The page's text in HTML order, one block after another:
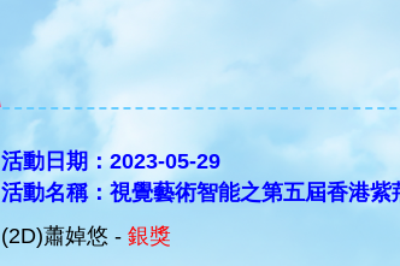
活動日期：2023-05-29
活動名稱：視覺藝術智能之第五屆香港紫
(2D)蕭婥悠 - 銀獎